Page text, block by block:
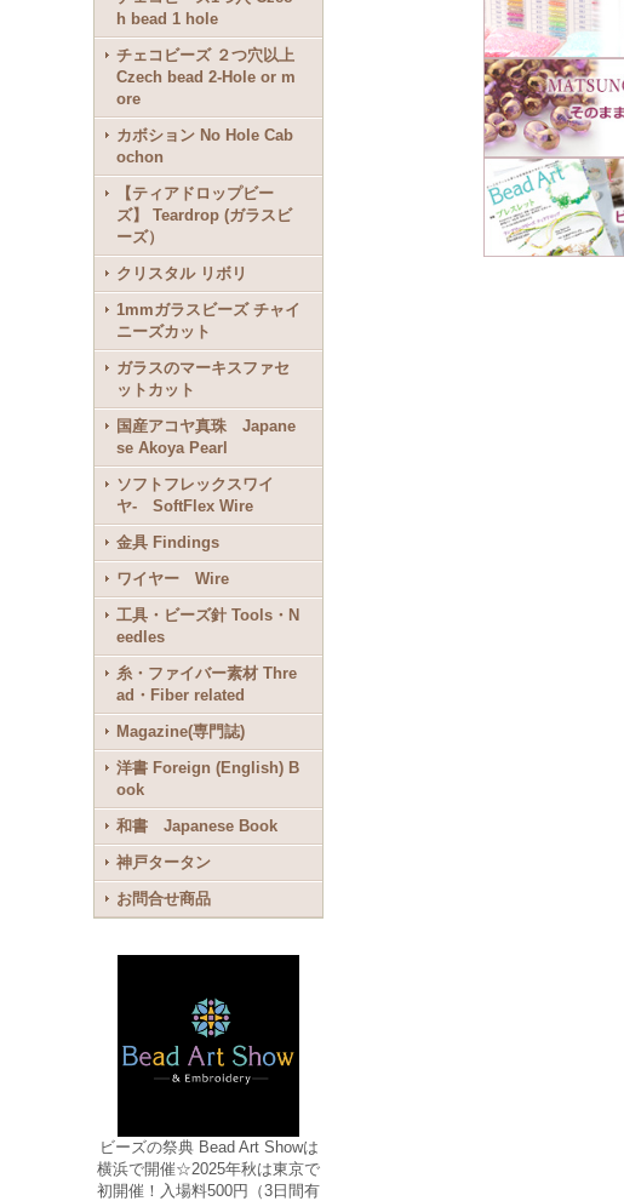
h bead 1 hole
チェコビーズ ２つ穴以上
Czech bead 2-Hole or m
ore
カボション No Hole Cab
ochon
【ティアドロップビー
ズ】 Teardrop (ガラスビ
ーズ）
クリスタル リボリ
1mmガラスビーズ チャイ
ニーズカット
ガラスのマーキスファセ
ットカット
国産アコヤ真珠 Japane
se Akoya Pearl
ソフトフレックスワイ
ヤ- SoftFlex Wire
金具 Findings
ワイヤー Wire
工具・ビーズ針 Tools・N
eedles
糸・ファイバー素材 Thre
ad・Fiber related
Magazine(専門誌)
洋書 Foreign (English) B
ook
和書 Japanese Book
神戸タータン
お問合せ商品
ビーズの祭典 Bead Art Showは
横浜で開催☆2025年秋は東京で
初開催！入場料500円（3日間有